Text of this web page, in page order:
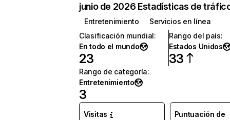
junio de 2026 Estadísticas de
Entretenimiento
Servicios en línea
Clasificación mundial:
En todo el mundo
23
Rango del país:
Estados Unidos
33
Rango de categoría:
Entretenimiento
3
Visitas
Puntuación de